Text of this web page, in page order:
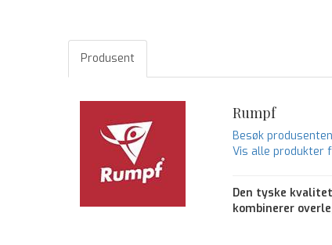
Produsent
Rumpf
Besøk
Vis alle produkter
Den tyske
kombinerer